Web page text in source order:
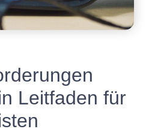
Leitfaden für